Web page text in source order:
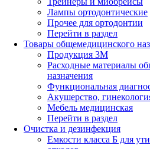
Лампы ортодонтические
Прочее для ортодонтии
Перейти в раздел
Товары общемедицинского
Продукция 3М
Расходные материалы
назначения
Функциональная
Акушерство,
Мебель медицинская
Перейти в раздел
Очистка и дезинфекция
Емкости класса Б для